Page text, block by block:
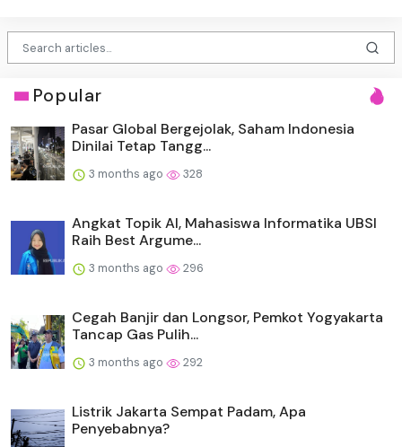
Popular
Pasar Global Bergejolak, Saham Indonesia
Dinilai Tetap Tangg...
3 months ago 328
Angkat Topik AI, Mahasiswa Informatika UBSI
Raih Best Argume...
3 months ago 296
Cegah Banjir dan Longsor, Pemkot Yogyakarta
Tancap Gas Pulih...
3 months ago 292
Listrik Jakarta Sempat Padam, Apa
Penyebabnya?